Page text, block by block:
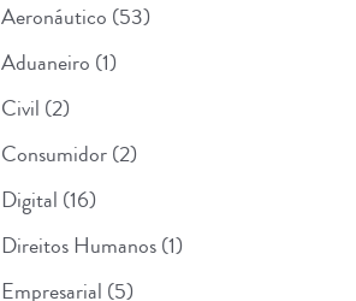
Aeronáutico (53)
Aduaneiro (1)
Civil (2)
Consumidor(2)
Digital (16)
Direitos Humanos(1)
Empresarial (5)